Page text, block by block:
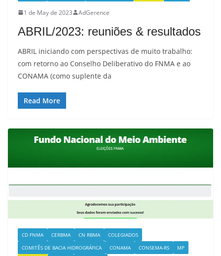
1 de May de 2023 AdGerence
ABRIL/2023: reuniões & resultados
ABRIL iniciando com perspectivas de muito trabalho:
com retorno ao Conselho Deliberativo do FNMA e ao
CONAMA (como suplente da
Read More
CD FNMA CERBMA CN RBMA
COLEGIADOS
COMITÊS DE BACIA HIDROGRÁFICA
CONAMA CONSEMA-RS
MP